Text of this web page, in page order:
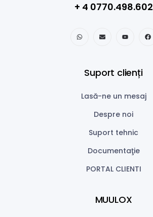
+ 4 0770.498.602
Suport clienți
Lasă-ne un mesaj
Despre noi
Suport tehnic
Documentaţie
PORTAL CLIENTI
MUULOX